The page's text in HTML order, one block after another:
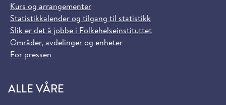
Kurs og arrangementer
Statistikkalender og tilgang til statistikk
Slik er det å jobbe i Folkehelseinstituttet
Områder, avdelinger og enheter
For pressen
ALLE VÅRE